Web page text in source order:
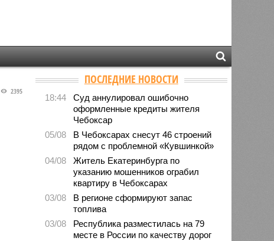
2395
ПОСЛЕДНИЕ НОВОСТИ
18:44
Суд аннулировал ошибочно
оформленные кредиты жителя
Чебоксар
05/08
В Чебоксарах снесут 46 строений
рядом с проблемной «Кувшинкой»
04/08
Житель Екатеринбурга по
указанию мошенников ограбил
квартиру в Чебоксарах
03/08
В регионе сформируют запас
топлива
03/08
Республика разместилась на 79
месте в России по качеству дорог